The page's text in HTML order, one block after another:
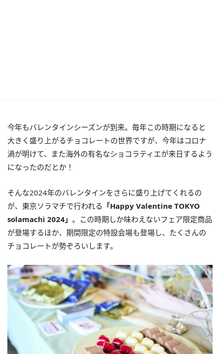
今年もバレンタインシーズンが到来。毎年この時期になると
大きく盛り上がるチョコレートの世界ですが、今年はコロナ
渦が明けて、また海外の有名なショコラティエが来日するよう
になったのだとか！
そんな2024年のバレンタインをさらに盛り上げてくれるの
が、東京ソラマチで行われる 「Happy Valentine TOKYO
solamachi 2024」 。この時期しか味わえないフェア限定商品
が登場するほか、期間限定の特設会場も登場し、たくさんの
チョコレートが勢ぞろいします。